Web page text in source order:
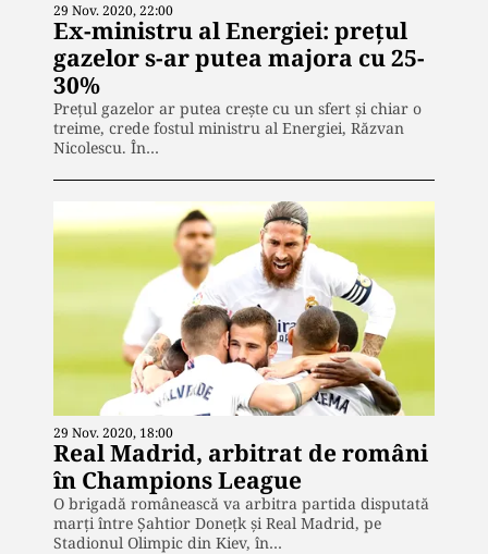
29 Nov. 2020, 22:00
Ex-ministru al Energiei: prețul
gazelor s-ar putea majora cu 25-
30%
Prețul gazelor ar putea crește cu un sfert și chiar o
treime, crede fostul ministru al Energiei, Răzvan
Nicolescu. În…
29 Nov. 2020, 18:00
Real Madrid, arbitrat de români
în Champions League
O brigadă românească va arbitra partida disputată
marți între Şahtior Doneţk şi Real Madrid, pe
Stadionul Olimpic din Kiev, în…